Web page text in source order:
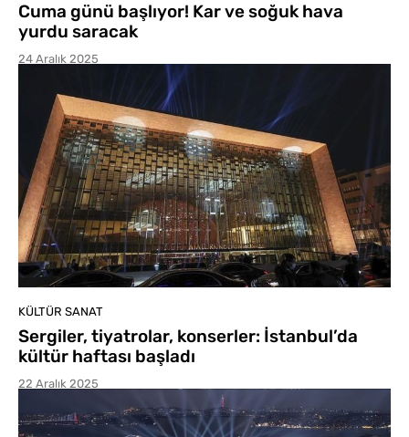
Cuma günü başlıyor! Kar ve soğuk hava
yurdu saracak
24 Aralık 2025
KÜLTÜR SANAT
Sergiler, tiyatrolar, konserler: İstanbul’da
kültür haftası başladı
22 Aralık 2025